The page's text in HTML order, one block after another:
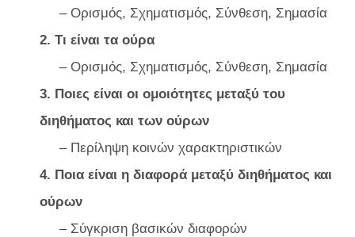
– Ορισμός, Σχηματισμός, Σύνθεση, Σημασία
2. Τι είναι τα ούρα
– Ορισμός, Σχηματισμός, Σύνθεση, Σημασία
3. Ποιες είναι οι ομοιότητες μεταξύ του
διηθήματος και των ούρων
– Περίληψη κοινών χαρακτηριστικών
4. Ποια είναι η διαφορά μεταξύ διηθήματος και
ούρων
– Σύγκριση βασικών διαφορών